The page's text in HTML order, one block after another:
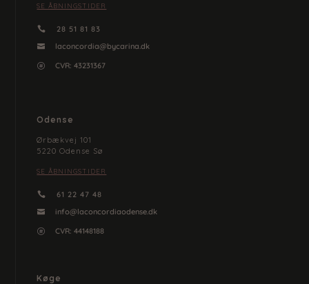
SE ÅBNINGSTIDER
 28 51 81 83
 laconcordia@bycarina.dk
 CVR: 43231367
Odense
Ørbækvej 101
5220 Odense Sø
SE ÅBNINGSTIDER
 61 22 47 48
 info@laconcordiaodense.dk
 CVR: 44148188
Køge